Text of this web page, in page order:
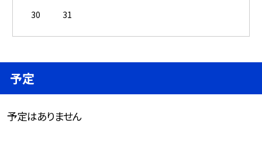
30
31
予定
予定はありません